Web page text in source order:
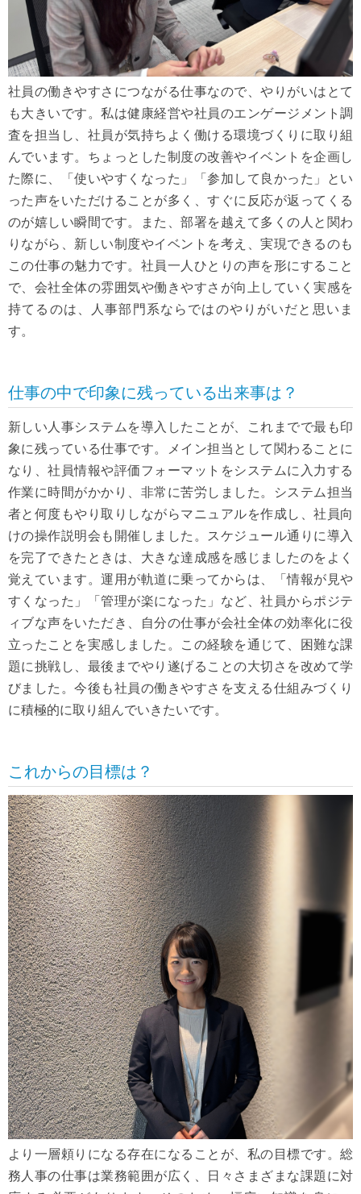
社員の働きやすさにつながる仕事なので、やりがいはとて
も大きいです。私は健康経営や社員のエンゲージメント調
査を担当し、社員が気持ちよく働ける環境づくりに取り組
んでいます。ちょっとした制度の改善やイベントを企画し
た際に、「使いやすくなった」「参加して良かった」とい
った声をいただけることが多く、すぐに反応が返ってくる
のが嬉しい瞬間です。また、部署を越えて多くの人と関わ
りながら、新しい制度やイベントを考え、実現できるのも
この仕事の魅力です。社員一人ひとりの声を形にすること
で、会社全体の雰囲気や働きやすさが向上していく実感を
持てるのは、人事部門系ならではのやりがいだと思いま
す。
仕事の中で印象に残っている出来事は？
新しい人事システムを導入したことが、これまでで最も印
象に残っている仕事です。メイン担当として関わることに
なり、社員情報や評価フォーマットをシステムに入力する
作業に時間がかかり、非常に苦労しました。システム担当
者と何度もやり取りしながらマニュアルを作成し、社員向
けの操作説明会も開催しました。スケジュール通りに導入
を完了できたときは、大きな達成感を感じましたのをよく
覚えています。運用が軌道に乗ってからは、「情報が見や
すくなった」「管理が楽になった」など、社員からポジテ
ィブな声をいただき、自分の仕事が会社全体の効率化に役
立ったことを実感しました。この経験を通じて、困難な課
題に挑戦し、最後までやり遂げることの大切さを改めて学
びました。今後も社員の働きやすさを支える仕組みづくり
に積極的に取り組んでいきたいです。
これからの目標は？
より一層頼りになる存在になることが、私の目標です。総
務人事の仕事は業務範囲が広く、日々さまざまな課題に対